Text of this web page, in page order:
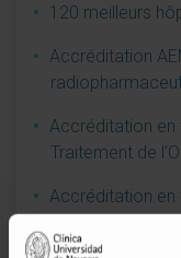
120 meilleurs
Accréditation
Accréditation en
Traitement de
Accréditation en